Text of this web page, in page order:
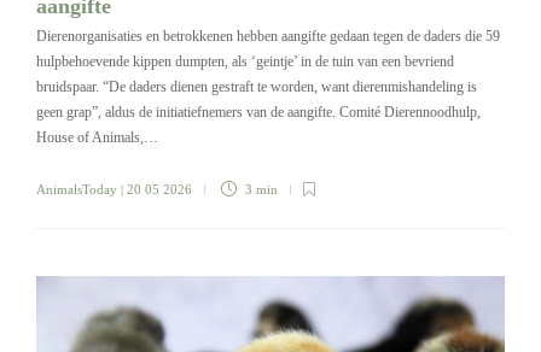
aangifte
Dierenorganisaties en betrokkenen hebben aangifte gedaan tegen de daders die 59
hulpbehoevende kippen dumpten, als ‘geintje’ in de tuin van een bevriend
bruidspaar. “De daders dienen gestraft te worden, want dierenmishandeling is
geen grap”, aldus de initiatiefnemers van de aangifte. Comité Dierennoodhulp,
House of Animals,…
AnimalsToday | 20 05 2026 3 min